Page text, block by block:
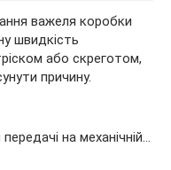
важеля коробки
швидкість
або скреготом,
причину.
на механічній…